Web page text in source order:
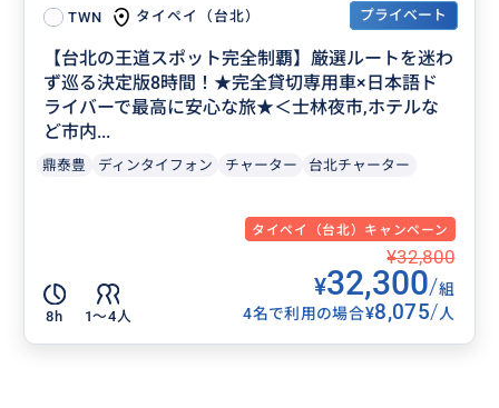
TWN タイペイ（台北） プライベート
【台北の王道スポット完全制覇】厳選ルートを迷わ
ず巡る決定版8時間！★完全貸切専用車×日本語ド
ライバーで最高に安心な旅★＜士林夜市,ホテルな
ど市内...
鼎泰豊 ディンタイフォン チャーター 台北チャーター
タイペイ（台北）キャンペーン
8h 1〜4人
¥32,800
¥32,300/組
4名で利用の場合¥8,075/人